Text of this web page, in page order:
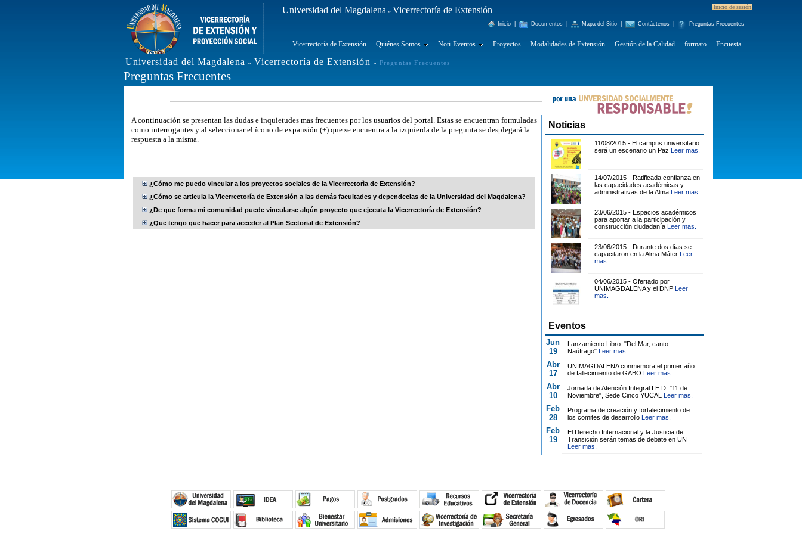
Universidad del Magdalena » Vicerrectoría de Extensión Inicio de sesión
Inicio Documentos Mapa del Sitio Contáctenos Preguntas Frecuentes
Vicerrectoría de Extensión Quiénes Somos Noti-Eventos Proyectos Modalidades de Extensión Gestión de la Calidad formato Encuesta
Universidad del Magdalena » Vicerrectoría de Extensión » Preguntas Frecuentes
Preguntas Frecuentes
A continuación se presentan las dudas e inquietudes mas frecuentes por los usuarios del portal. Estas se encuentran formuladas
como interrogantes y al seleccionar el ícono de expansión (+) que se encuentra a la izquierda de la pregunta se desplegará la
respuesta a la misma.
¿Cómo me puedo vincular a los proyectos sociales de la Vicerrectorìa de Extensión?
¿Cómo se articula la Vicerrectoría de Extensión a las demás facultades y dependecias de la Universidad del Magdalena?
¿De que forma mi comunidad puede vincularse algún proyecto que ejecuta la Vicerrectoría de Extensión?
¿Que tengo que hacer para acceder al Plan Sectorial de Extensión?
Noticias
11/08/2015 - El campus universitario
será un escenario un Paz Leer mas.
14/07/2015 - Ratificada confianza en
las capacidades académicas y
administrativas de la Alma Leer mas.
23/06/2015 - Espacios académicos
para aportar a la participación y
construcción ciudadanía Leer mas.
23/06/2015 - Durante dos días se
capacitaron en la Alma Máter Leer
mas.
04/06/2015 - Ofertado por
UNIMAGDALENA y el DNP Leer
mas.
Eventos
Jun
19
Lanzamiento Libro: "Del Mar, canto
Naúfrago" Leer mas.
Abr
17
UNIMAGDALENA conmemora el primer año
de fallecimiento de GABO Leer mas.
Abr
10
Jornada de Atención Integral I.E.D. "11 de
Noviembre", Sede Cinco YUCAL Leer mas.
Feb
28
Programa de creación y fortalecimiento de
los comites de desarrollo Leer mas.
Feb
19
El Derecho Internacional y la Justicia de
Transición serán temas de debate en UN
Leer mas.